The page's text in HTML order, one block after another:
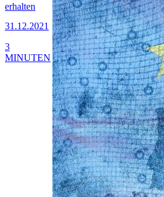
erhalten
31.12.2021
3
MINUTEN